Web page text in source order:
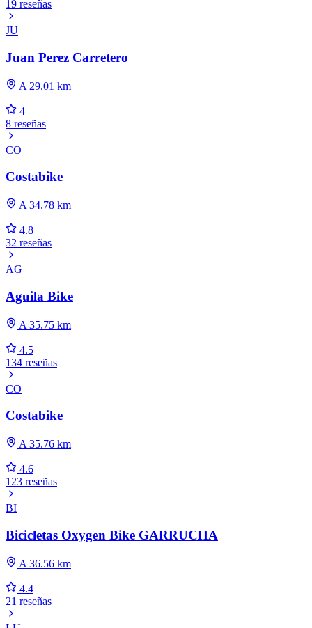
19 reseñas
JU
Juan Perez Carretero
A 29.01 km
4
8 reseñas
CO
Costabike
A 34.78 km
4.8
32 reseñas
AG
Aguila Bike
A 35.75 km
4.5
134 reseñas
CO
Costabike
A 35.76 km
4.6
123 reseñas
BI
Bicicletas Oxygen Bike GARRUCHA
A 36.56 km
4.4
21 reseñas